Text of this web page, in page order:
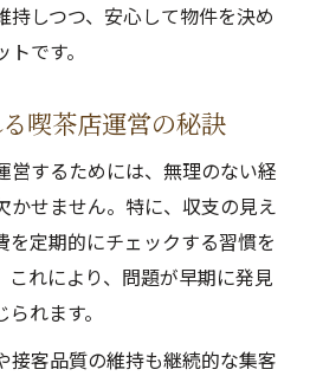
持しつつ、安心して物件を決め
です。
喫茶店運営の秘訣
営するためには、無理のない経
かせません。特に、収支の見え
を定期的にチェックする習慣を
これにより、問題が早期に発見
れます。
接客品質の維持も継続的な集客